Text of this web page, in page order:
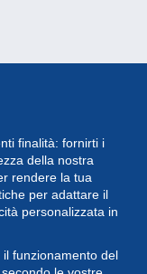
finalità: fornirti i
della nostra
rendere la tua
per adattare il
personalizzata in
funzionamento del